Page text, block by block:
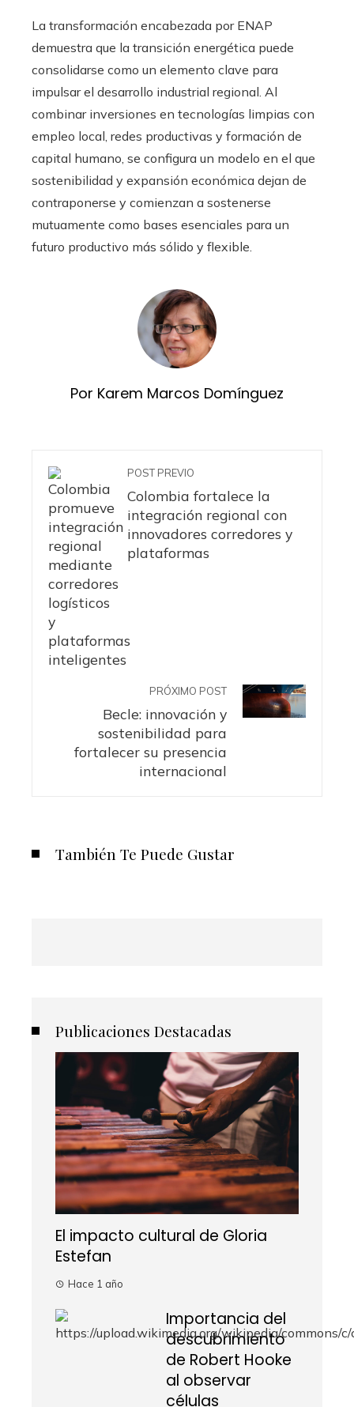
La transformación encabezada por ENAP
demuestra que la transición energética puede
consolidarse como un elemento clave para
impulsar el desarrollo industrial regional. Al
combinar inversiones en tecnologías limpias con
empleo local, redes productivas y formación de
capital humano, se configura un modelo en el que
sostenibilidad y expansión económica dejan de
contraponerse y comienzan a sostenerse
mutuamente como bases esenciales para un
futuro productivo más sólido y flexible.
Por Karem Marcos Domínguez
POST PREVIO
Colombia fortalece la
integración regional con
innovadores corredores y
plataformas
PRÓXIMO POST
Becle: innovación y
sostenibilidad para
fortalecer su presencia
internacional
También Te Puede Gustar
Publicaciones Destacadas
El impacto cultural de Gloria
Estefan
Hace 1 año
Importancia del
descubrimiento
de Robert Hooke
al observar
células